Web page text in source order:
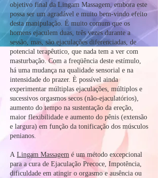
objetivo final da Lingam Massagem, embora este
possa ser um agradável e muito bem-vindo efeito
desta manipulação. É muito comum que os
homens ejaculem duas, três vezes durante a
sessão, mas, são ejaculações diferenciadas, de
potencial terapêutico, que nada tem a ver com
masturbação. Com a freqüência deste estímulo,
há uma mudança na qualidade sensorial e na
intensidade do prazer. È possível ainda
experimentar múltiplas ejaculações, múltiplos e
sucessivos orgasmos secos (não-ejaculatórios),
aumento do tempo na sustentação da ereção,
maior flexibilidade e aumento do pênis (extensão
e largura) em função da tonificação dos músculos
penianos.
A Lingam Massagem é um método excepcional
para a cura de Ejaculação Precoce, Impotência,
dificuldade em atingir o orgasmo e ausência ou